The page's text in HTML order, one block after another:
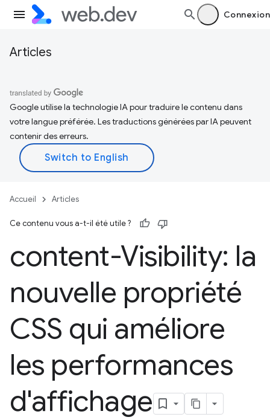
Connexion
Articles
Google utilise la technologie IA pour traduire le contenu dans
votre langue préférée. Les traductions générées par IA peuvent
contenir des erreurs.
Accueil Articles
Ce contenu vous a-t-il été utile ?
content-Visibility: la
nouvelle propriété
CSS qui améliore
les performances
d'affichage